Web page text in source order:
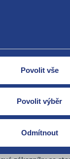
Povolit vše
Povolit výběr
Odmítnout
spokojeni?
můžete vrátit do 60